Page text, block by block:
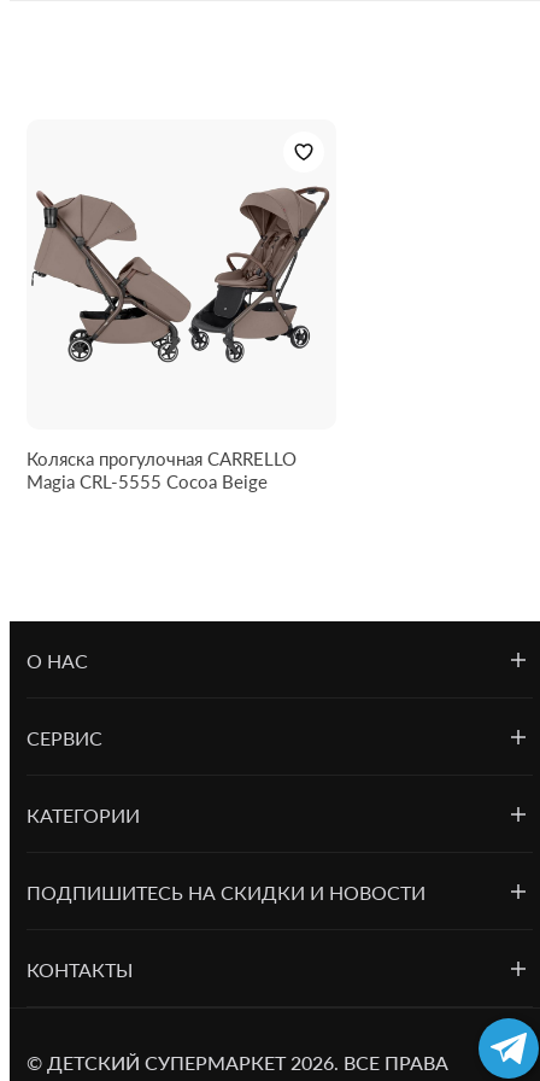
внутренними карманами и внешним карманом для
Чехол/сумка для транспортировки.
Коляска прогулочная CARRELLO
Magia CRL-5555 Cocoa Beige
О НАС
СЕРВИС
КАТЕГОРИИ
ПОДПИШИТЕСЬ НА СКИДКИ И НОВОСТИ
КОНТАКТЫ
© ДЕТСКИЙ СУПЕРМАРКЕТ2026. ВСЕ ПРАВА